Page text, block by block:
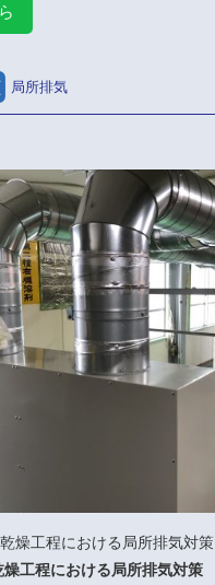
局所排気
燥工程における局所排気対策
工程における局所排気対策